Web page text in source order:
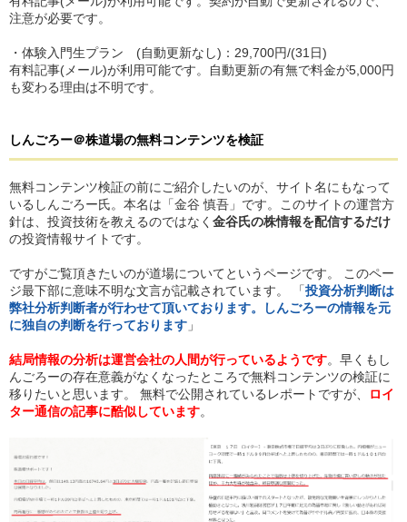
注意が必要です。
・体験入門生プラン (自動更新なし)：29,700円/(31日)
有料記事(メール)が利用可能です。自動更新の有無で料金が5,000円
も変わる理由は不明です。
しんごろー＠株道場の無料コンテンツを検証
無料コンテンツ検証の前にご紹介したいのが、サイト名にもなって
いるしんごろー氏。本名は「金谷 慎吾」です。このサイトの運営方
針は、投資技術を教えるのではなく 金谷氏の株情報を配信するだけ
の投資情報サイトです。
ですがご覧頂きたいのが道場についてというページです。 このペー
ジ最下部に意味不明な文言が記載されています。 「投資分析判断は
弊社分析判断者が行わせて頂いております。しんごろーの情報を元
に独自の判断を行っております 」
結局情報の分析は運営会社の人間が行っているようです。早くもし
んごろーの存在意義がなくなったところで無料コンテンツの検証に
移りたいと思います。 無料で公開されているレポートですが、
ロイ
ター通信の記事に酷似しています。